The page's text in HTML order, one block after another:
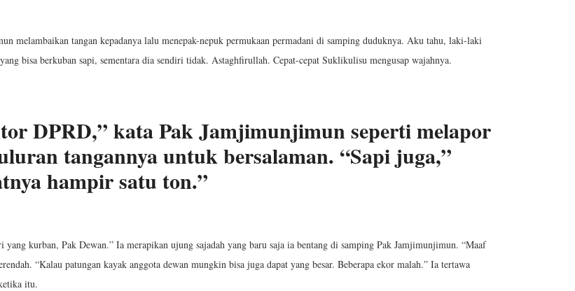
melambaikan tangan kepadanya lalu menepak-nepuk permukaan permadani di samping duduknya. Aku tahu, laki-laki
bisa berkuban sapi, sementara dia sendiri tidak. Astaghfirullah. Cepat-cepat Suklikulisu mengusap wajahnya.
DPRD,” kata Pak Jamjimunjimun seperti melapor
tangannya untuk bersalaman. “Sapi juga,”
hampir satu ton.”
kurban, Pak Dewan.” Ia merapikan ujung sajadah yang baru saja ia bentang di samping Pak Jamjimunjimun. “Maaf
“Kalau patungan kayak anggota dewan mungkin bisa juga dapat yang besar. Beberapa ekor malah.” Ia tertawa
itu.